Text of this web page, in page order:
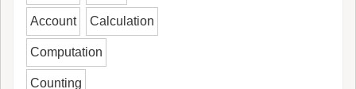
Account Calculation
Computation
Counting